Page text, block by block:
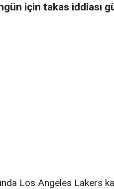
için takas iddiası
Los Angeles Lakers